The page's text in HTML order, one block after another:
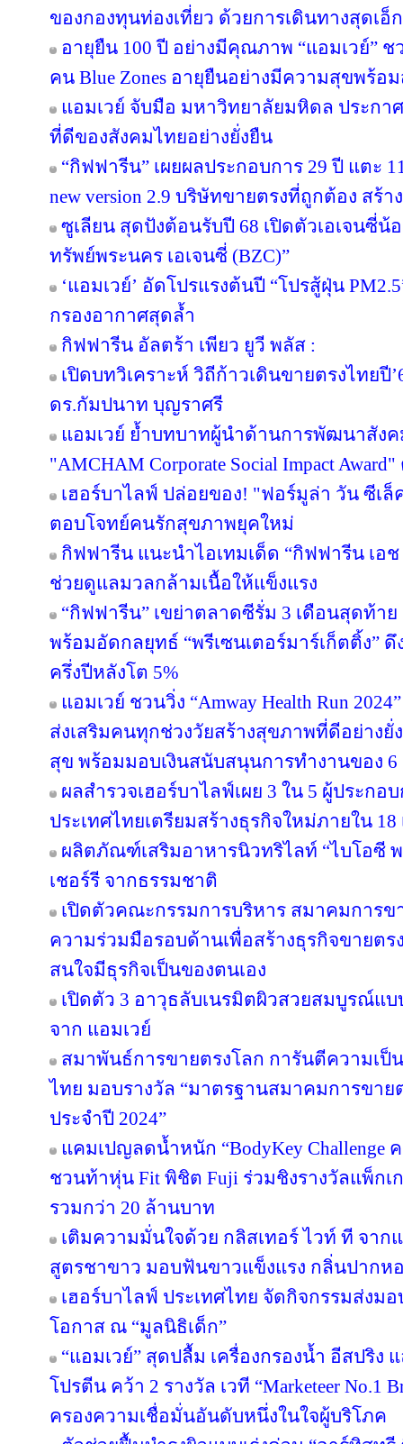
ของกองทุนท่องเที่ยว ด้วยการเดินทางสุดเ
อายุยืน 100 ปี อย่างมีคุณภาพ “แอมเวย์” ช
คน Blue Zones อายุยืนอย่างมีความสุขพร้อ
แอมเวย์ จับมือ มหาวิทยาลัยมหิดล ประกา
ที่ดีของสังคมไทยอย่างยั่งยืน
“กิฟฟารีน” เผยผลประกอบการ 29 ปี แตะ
new version 2.9 บริษัทขายตรงที่ถูกต้อง สร้
ซูเลียน สุดปังต้อนรับปี 68 เปิดตัวเอเจนซี่น้
ทรัพย์พระนคร เอเจนซี่ (BZC)”
‘แอมเวย์’ อัดโปรแรงต้นปี “โปรสู้ฝุ่น
กรองอากาศสุดล้ำ
กิฟฟารีน อัลตร้า เพียว ยูวี พลัส :
เปิดบทวิเคราะห์ วิถีก้าวเดินขายตรงไทยปี
ดร.กัมปนาท บุญราศรี
แอมเวย์ ย้ำบทบาทผู้นำด้านการพัฒนาสังค
"AMCHAM Corporate Social Impact
เฮอร์บาไลฟ์ ปล่อยของ! "ฟอร์มูล่า วัน ซีเ
ตอบโจทย์คนรักสุขภาพยุคใหม่
กิฟฟารีน แนะนำไอเทมเด็ด “กิฟฟารีน เอ
ช่วยดูแลมวลกล้ามเนื้อให้แข็งแรง
“กิฟฟารีน” เขย่าตลาดซีรั่ม 3 เดือนสุดท้า
พร้อมอัดกลยุทธ์ “พรีเซนเตอร์มาร์เก็ตติ้ง”
ครึ่งปีหลังโต 5%
แอมเวย์ ชวนวิ่ง “Amway Health Run
ส่งเสริมคนทุกช่วงวัยสร้างสุขภาพที่ดีอย่าง
สุข พร้อมมอบเงินสนับสนุนการทำงานของ
ผลสำรวจเฮอร์บาไลฟ์เผย 3 ใน 5 ผู้ประกอ
ประเทศไทยเตรียมสร้างธุรกิจใหม่ภายใน 18
ผลิตภัณฑ์เสริมอาหารนิวทริไลท์ “ไบโอซี
เชอร์รี จากธรรมชาติ
เปิดตัวคณะกรรมการบริหาร สมาคมการ
ความร่วมมือรอบด้านเพื่อสร้างธุรกิจขายตร
สนใจมีธุรกิจเป็นของตนเอง
เปิดตัว 3 อาวุธลับเนรมิตผิวสวยสมบูรณ์แบ
จาก แอมเวย์
สมาพันธ์การขายตรงโลก การันตีความเป็
ไทย มอบรางวัล “มาตรฐานสมาคมการขา
ประจำปี 2024”
แคมเปญลดน้ำหนัก “BodyKey Challenge
ชวนท้าหุ่น Fit พิชิต Fuji ร่วมชิงรางวัลแพ็กเ
รวมกว่า 20 ล้านบาท
เติมความมั่นใจด้วย กลิสเทอร์ ไวท์ ที จาก
สูตรชาขาว มอบฟันขาวแข็งแรง กลิ่นปากห
เฮอร์บาไลฟ์ ประเทศไทย จัดกิจกรรมส่ง
โอกาส ณ “มูลนิธิเด็ก”
“แอมเวย์” สุดปลื้ม เครื่องกรองน้ำ อีสปริง
โปรตีน คว้า 2 รางวัล เวที “Marketeer No.1
ครองความเชื่อมั่นอันดับหนึ่งในใจผู้บริโภค